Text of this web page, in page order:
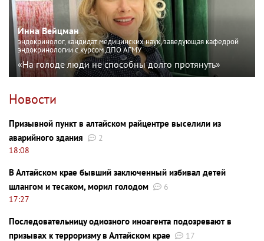
Инна Вейцман
эндокринолог, кандидат медицинских наук, заведующая кафедрой
эндокринологии с курсом ДПО АГМУ
«На голоде люди не способны долго протянуть»
Новости
Призывной пункт в алтайском райцентре выселили из
аварийного здания
2
18:08
В Алтайском крае бывший заключенный избивал детей
шлангом и тесаком, морил голодом
6
17:27
Последовательницу одиозного иноагента подозревают в
призывах к терроризму в Алтайском крае
17